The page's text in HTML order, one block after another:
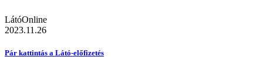
LátóOnline
2023.11.26
Pár kattintás a Látó-előfizetés